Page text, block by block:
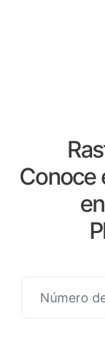
Conoce